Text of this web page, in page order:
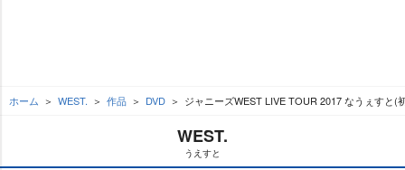
ホーム WEST. 作品 DVD ジャニーズWEST LIVE TOUR 2017 なうぇすと(
WEST.
うえすと